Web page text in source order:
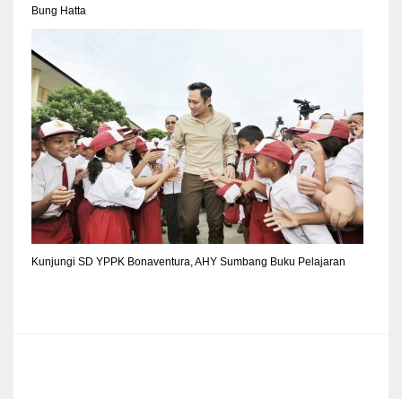
Bung Hatta
Kunjungi SD YPPK Bonaventura, AHY Sumbang Buku Pelajaran